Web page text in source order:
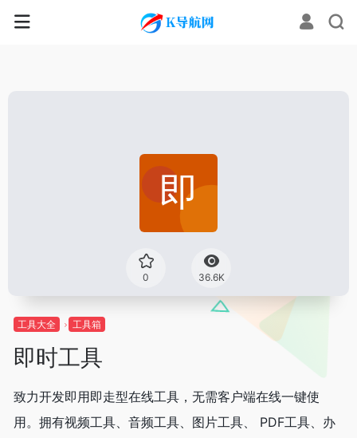
0 36.6K
工具大全 工具箱
即时工具
致力开发即用即走型在线工具，无需客户端在线一键使
用。拥有视频工具、音频工具、图片工具、 PDF工具、办